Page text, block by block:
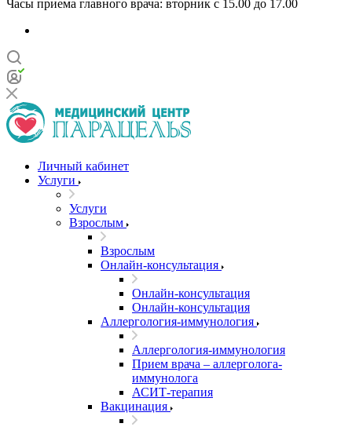
Часы приема главного врача: вторник с 15.00 до 17.00
Личный кабинет
Услуги
Услуги
Взрослым
Взрослым
Онлайн-консультация
Онлайн-консультация
Онлайн-консультация
Аллергология-иммунология
Аллергология-иммунология
Прием врача – аллерголога-
иммунолога
АСИТ-терапия
Вакцинация